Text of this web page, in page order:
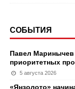
СОБЫТИЯ
Павел Маринычев
приоритетных
5 августа 2026
«Янзолото»